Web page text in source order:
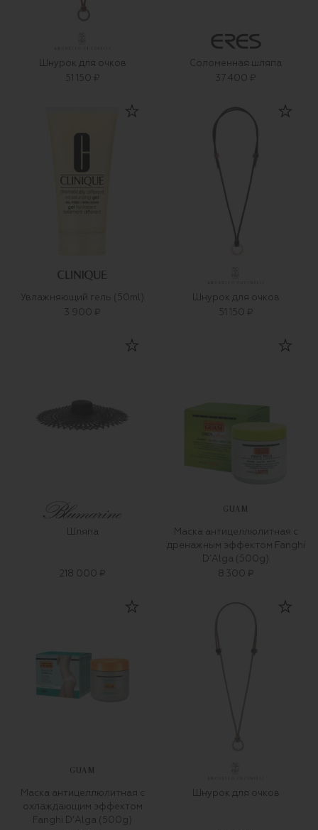
Шнурок для очков
51 150 ₽
Соломенная шляпа
37 400 ₽
Увлажняющий гель (50ml)
3 900 ₽
Шнурок для очков
51 150 ₽
Шляпа
218 000 ₽
GUAM
Маска антицеллюлитная с
дренажным эффектом Fanghi
D’Alga (500g)
8 300 ₽
GUAM
Маска антицеллюлитная с
охлаждающим эффектом
Fanghi D’Alga (500g)
Шнурок для очков